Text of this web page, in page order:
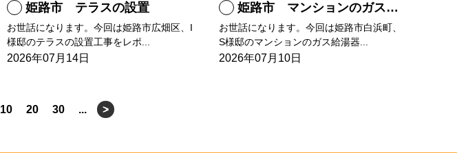
姫路市 テラスの設置
お世話になります。今回は姫路市広畑区、I
様邸のテラスの設置工事をレポ...
2026年07月14日
姫路市 マンションのガス給湯器の交換
お世話になります。今回は姫路市白浜町、
S様邸のマンションのガス給湯器...
2026年07月10日
10 20 30 ... >